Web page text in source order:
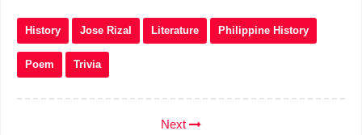
History Jose Rizal Literature Philippine History
Poem Trivia
Next